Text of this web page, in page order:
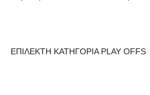
ΕΠΙΛΕΚΤΗ ΚΑΤΗΓΟΡΙΑ PLAY OFFS